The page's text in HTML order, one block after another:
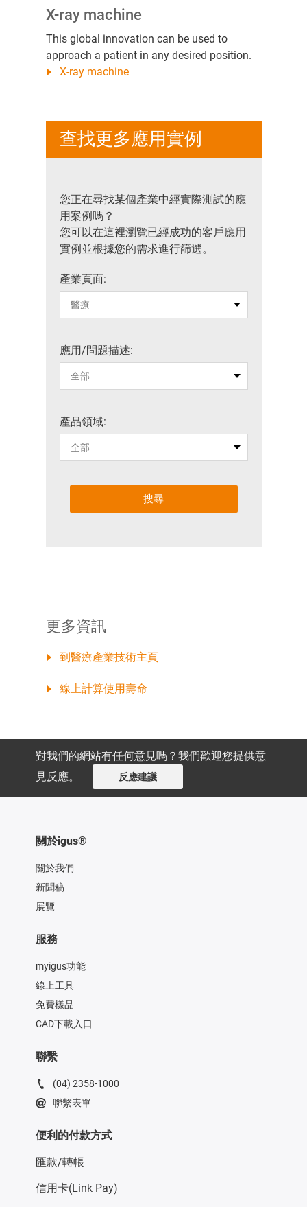
X-ray machine
This global innovation can be used to
approach a patient in any desired position.
X-ray machine
查找更多應用實例
您正在尋找某個產業中經實際測試的應
用案例嗎？
您可以在這裡瀏覽已經成功的客戶應用
實例並根據您的需求進行篩選。
產業頁面:
應用/問題描述:
產品領域:
搜尋
更多資訊
到醫療產業技術主頁
線上計算使用壽命
對我們的網站有任何意見嗎？我們歡迎您提供意
見反應。
反應建議
關於igus®
關於我們
新聞稿
展覽
服務
myigus功能
線上工具
免費樣品
CAD下載入口
聯繫
(04) 2358-1000
聯繫表單
便利的付款方式
匯款/轉帳
信用卡(Link Pay)